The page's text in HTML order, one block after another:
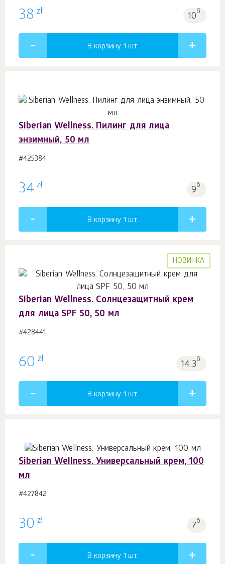
38 zł 10б.
В корзину 1 шт.
Siberian Wellness. Пилинг для лица
энзимный, 50 мл
#425384
34 zł 9б.
В корзину 1 шт.
НОВИНКА
Siberian Wellness. Солнцезащитный крем
для лица SPF 50, 50 мл
#428441
60 zł 14.3б.
В корзину 1 шт.
Siberian Wellness. Универсальный крем, 100
мл
#427842
30 zł 7б.
В корзину 1 шт.